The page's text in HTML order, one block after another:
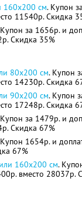
160х200 см. Купон
11540р.Скидка
за 1656р. и
Скидка 35%
80х200 см. Купон
14230р.Скидка
90х200 см. Купон
17248р.Скидка
за 1479р. и
Скидка 67%
1654р. и
67%
160х200 см.
вместо 28037р.